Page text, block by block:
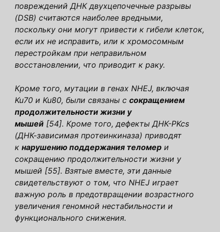
повреждений ДНК двухцепочечные разрывы
(DSB) считаются наиболее вредными,
поскольку они могут привести к гибели клеток,
если их не исправить, или к хромосомным
перестройкам при неправильном
восстановлении, что приводит к раку.
Кроме того, мутации в генах NHEJ, включая
Ku70 и Ku80, были связаны с сокращением
продолжительности жизни у
мышей [54]. Кроме того, дефекты ДНК-PKcs
(ДНК-зависимая протеинкиназа) приводят
к нарушению поддержания теломер и
сокращению продолжительности жизни у
мышей [55]. Взятые вместе, эти данные
свидетельствуют о том, что NHEJ играет
важную роль в предотвращении возрастного
увеличения геномной нестабильности и
функционального снижения.